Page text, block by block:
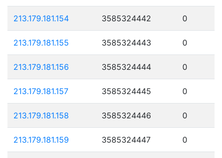
213.179.181.154 3585324442 0
213.179.181.155 3585324443 0
213.179.181.156 3585324444 0
213.179.181.157 3585324445 0
213.179.181.158 3585324446 0
213.179.181.159 3585324447 0